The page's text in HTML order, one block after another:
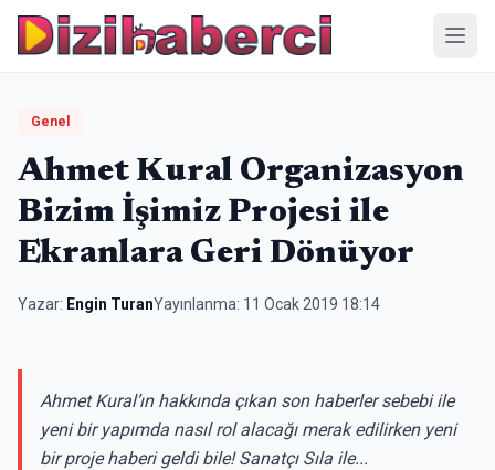
Genel
Ahmet Kural Organizasyon
Bizim İşimiz Projesi ile
Ekranlara Geri Dönüyor
Yazar: Engin TuranYayınlanma: 11 Ocak 2019 18:14
Ahmet Kural’ın hakkında çıkan son haberler sebebi ile
yeni bir yapımda nasıl rol alacağı merak edilirken yeni
bir proje haberi geldi bile! Sanatçı Sıla ile...